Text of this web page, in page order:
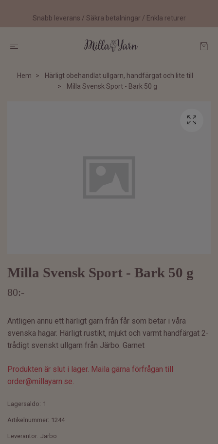
Snabb leverans / Säkra betalningar / Enkla returer
Hem
Härligt obehandlat ullgarn, handfärgat och lite till
Milla Svensk Sport - Bark 50 g
Milla Svensk Sport - Bark 50 g
80:-
Äntligen ännu ett härligt garn från får som betar i våra
svenska hagar. Härligt rustikt, mjukt och varmt handfärgat 2-
trådigt svenskt ullgarn från Järbo. Garnet
Produkten är slut i lager. Maila gärna förfrågan till
order@millayarn.se.
Lagersaldo: 1
Artikelnummer: 1244
Leverantör: Järbo